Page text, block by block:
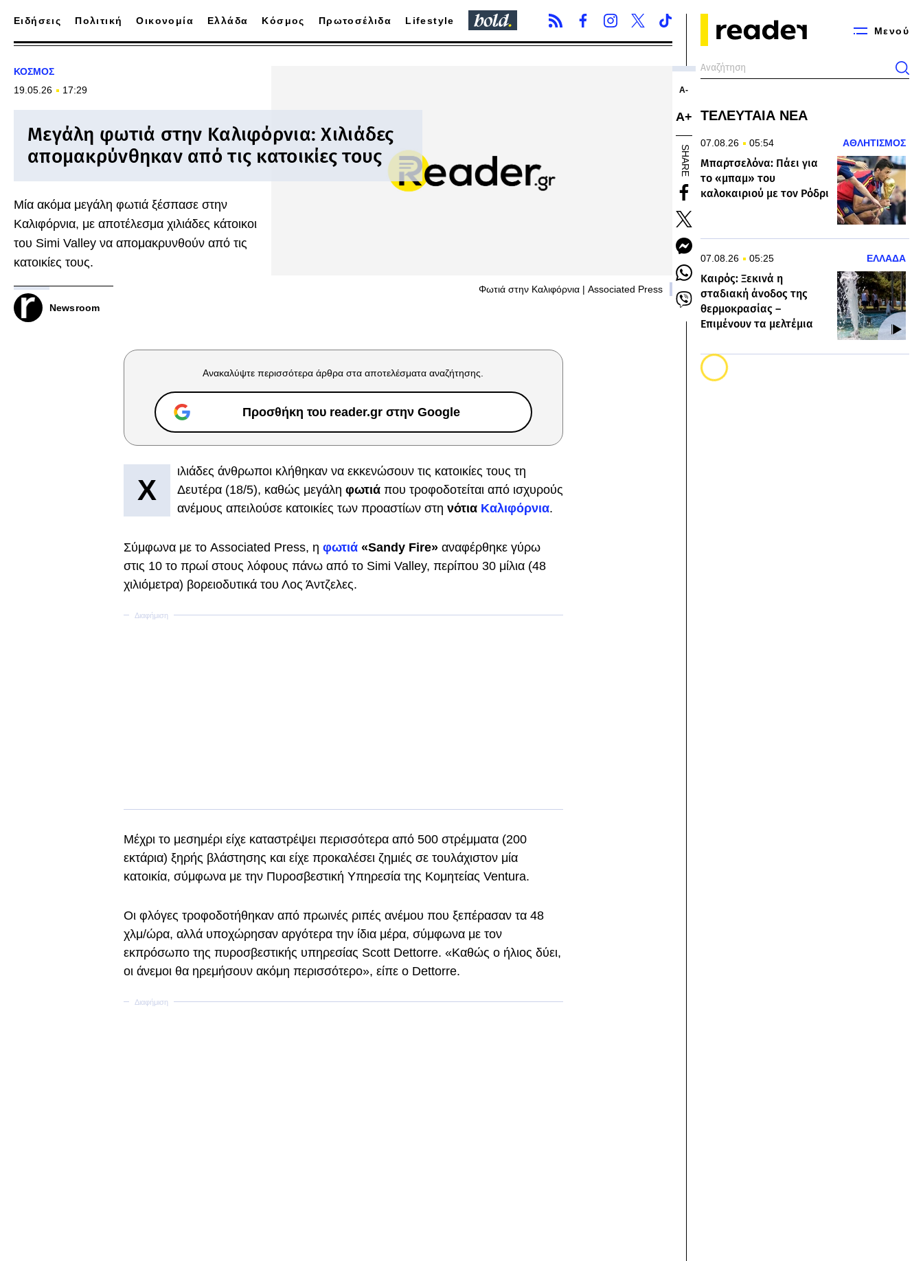
Μενού
Ειδήσεις Πολιτική Οικονομία Ελλάδα Κόσμος Πρωτοσέλιδα Lifestyle
ΚΟΣΜΟΣ
19.05.26
17:29
Μεγάλη φωτιά στην Καλιφόρνια: Χιλιάδες
απομακρύνθηκαν από τις κατοικίες τους
Μία ακόμα μεγάλη φωτιά ξέσπασε στην
Καλιφόρνια, με αποτέλεσμα χιλιάδες κάτοικοι
του Simi Valley να απομακρυνθούν από τις
κατοικίες τους.
Newsroom
Φωτιά στην Καλιφόρνια | Associated Press
Α-
Α+
SHARE
Ανακαλύψτε περισσότερα άρθρα στα αποτελέσματα αναζήτησης.
Προσθήκη του reader.gr στην Google
Χ
ιλιάδες άνθρωποι κλήθηκαν να εκκενώσουν τις κατοικίες τους τη
Δευτέρα (18/5), καθώς μεγάλη φωτιά που τροφοδοτείται από ισχυρούς
ανέμους απειλούσε κατοικίες των προαστίων στη νότια Καλιφόρνια.
Σύμφωνα με το Associated Press, η φωτιά «Sandy Fire»αναφέρθηκε γύρω
στις 10 το πρωί στους λόφους πάνω από το Simi Valley, περίπου 30 μίλια (48
χιλιόμετρα) βορειοδυτικά του Λος Άντζελες.
Μέχρι το μεσημέρι είχε καταστρέψει περισσότερα από 500 στρέμματα (200
εκτάρια) ξηρής βλάστησης και είχε προκαλέσει ζημιές σε τουλάχιστον μία
κατοικία, σύμφωνα με την Πυροσβεστική Υπηρεσία της Κομητείας Ventura.
Οι φλόγες τροφοδοτήθηκαν από πρωινές ριπές ανέμου που ξεπέρασαν τα 48
χλμ/ώρα, αλλά υποχώρησαν αργότερα την ίδια μέρα, σύμφωνα με τον
εκπρόσωπο της πυροσβεστικής υπηρεσίας Scott Dettorre. «Καθώς ο ήλιος δύει,
οι άνεμοι θα ηρεμήσουν ακόμη περισσότερο», είπε ο Dettorre.
ΤΕΛΕΥΤΑΙΑ ΝΕΑ
07.08.26 05:54 ΑΘΛΗΤΙΣΜΟΣ
Μπαρτσελόνα: Πάει για
το «μπαμ» του
καλοκαιριού με τον Ρόδρι
07.08.26 05:25 ΕΛΛΑΔΑ
Καιρός: Ξεκινά η
σταδιακή άνοδος της
θερμοκρασίας –
Επιμένουν τα μελτέμια